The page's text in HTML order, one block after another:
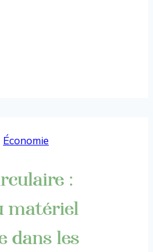
Économie
:
matériel
dans les